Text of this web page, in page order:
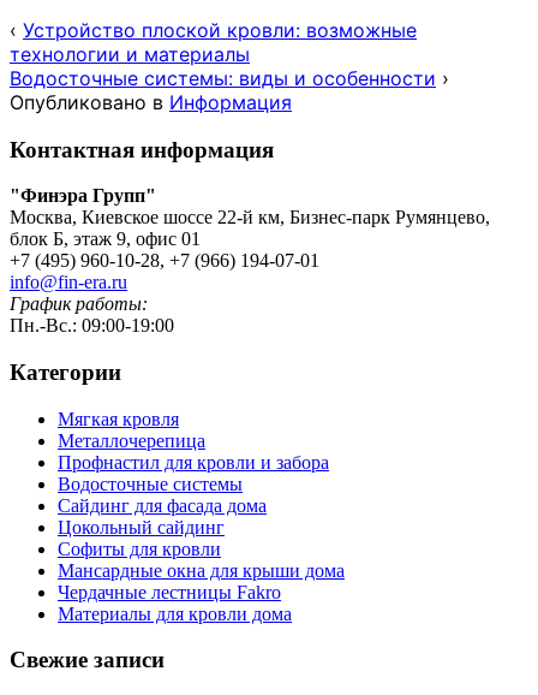
‹ Устройство плоской кровли: возможные
технологии и материалы
Водосточные системы: виды и особенности ›
Опубликовано в Информация
Контактная информация
"Финэра Групп"
Москва, Киевское шоссе 22-й км, Бизнес-парк Румянцево,
блок Б, этаж 9, офис 01
+7 (495) 960-10-28, +7 (966) 194-07-01
info@fin-era.ru
График работы:
Пн.-Вс.: 09:00-19:00
Категории
Мягкая кровля
Металлочерепица
Профнастил для кровли и забора
Водосточные системы
Сайдинг для фасада дома
Цокольный сайдинг
Софиты для кровли
Мансардные окна для крыши дома
Чердачные лестницы Fakro
Материалы для кровли дома
Свежие записи